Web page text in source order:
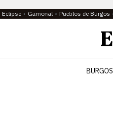
Eclipse Gamonal Pueblos de Burgos
BURGOS